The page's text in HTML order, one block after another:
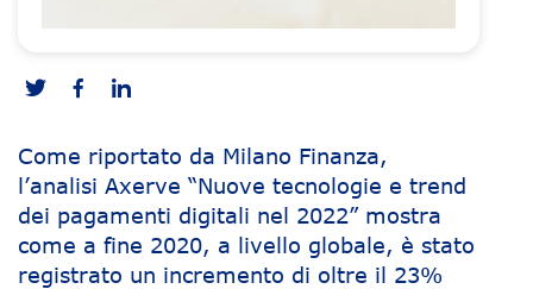
Come riportato da Milano Finanza,
l’analisi Axerve “Nuove tecnologie e trend
dei pagamenti digitali nel 2022” mostra
come a fine 2020, a livello globale, è stato
registrato un incremento di oltre il 23%